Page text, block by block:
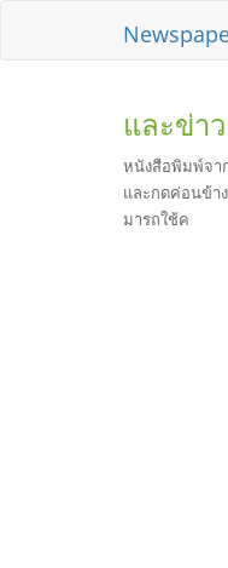
และข่า
หนังสือพิมพ์จา
และกดค่อนข้า
มารถใช้ค